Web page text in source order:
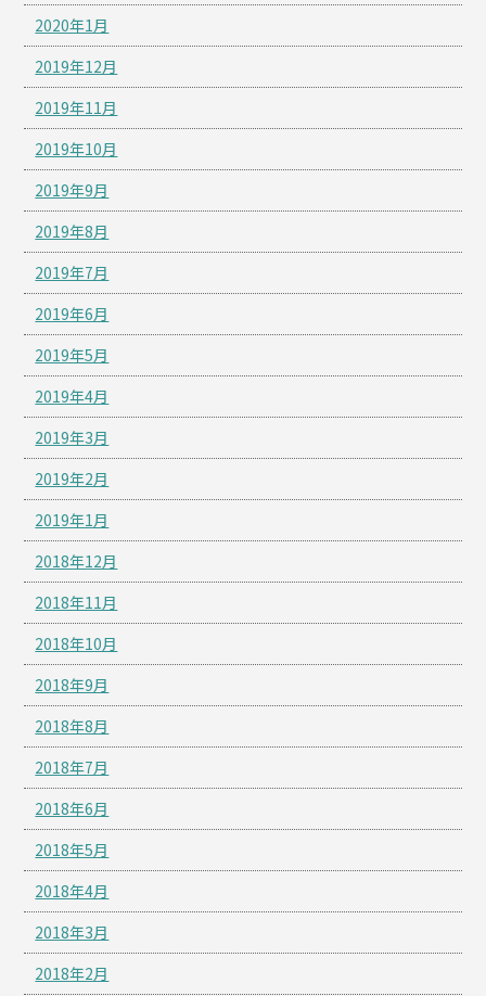
2020年1月
2019年12月
2019年11月
2019年10月
2019年9月
2019年8月
2019年7月
2019年6月
2019年5月
2019年4月
2019年3月
2019年2月
2019年1月
2018年12月
2018年11月
2018年10月
2018年9月
2018年8月
2018年7月
2018年6月
2018年5月
2018年4月
2018年3月
2018年2月